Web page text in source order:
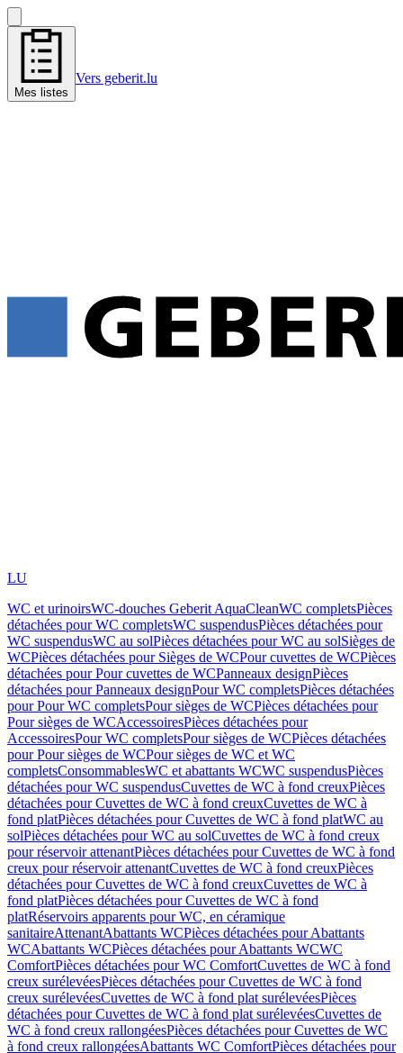
Mes listes
Vers geberit.lu
LU
WC et urinoirsWC-douches Geberit AquaCleanWC completsPièces
détachées pour WC completsWC suspendusPièces détachées pour
WC suspendusWC au solPièces détachées pour WC au solSièges de
WCPièces détachées pour Sièges de WCPour cuvettes de WCPièces
détachées pour Pour cuvettes de WCPanneaux designPièces
détachées pour Panneaux designPour WC completsPièces détachées
pour Pour WC completsPour sièges de WCPièces détachées pour
Pour sièges de WCAccessoiresPièces détachées pour
AccessoiresPour WC completsPour sièges de WCPièces détachées
pour Pour sièges de WCPour sièges de WC et WC
completsConsommablesWC et abattants WCWC suspendusPièces
détachées pour WC suspendusCuvettes de WC à fond creuxPièces
détachées pour Cuvettes de WC à fond creuxCuvettes de WC à
fond platPièces détachées pour Cuvettes de WC à fond platWC au
solPièces détachées pour WC au solCuvettes de WC à fond creux
pour réservoir attenantPièces détachées pour Cuvettes de WC à fond
creux pour réservoir attenantCuvettes de WC à fond creuxPièces
détachées pour Cuvettes de WC à fond creuxCuvettes de WC à
fond platPièces détachées pour Cuvettes de WC à fond
platRéservoirs apparents pour WC, en céramique
sanitaireAttenantAbattants WCPièces détachées pour Abattants
WCAbattants WCPièces détachées pour Abattants WCWC
ComfortPièces détachées pour WC ComfortCuvettes de WC à fond
creux surélevéesPièces détachées pour Cuvettes de WC à fond
creux surélevéesCuvettes de WC à fond plat surélevéesPièces
détachées pour Cuvettes de WC à fond plat surélevéesCuvettes de
WC à fond creux rallongéesPièces détachées pour Cuvettes de WC
à fond creux rallongéesAbattants WC ComfortPièces détachées pour